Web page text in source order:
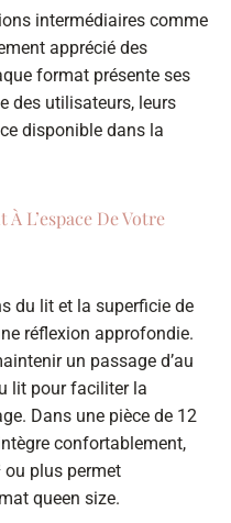
intermédiaires comme
apprécié des
format présente ses
des utilisateurs, leurs
disponible dans la
L’espace De Votre
du lit et la superficie de
réflexion approfondie.
un passage d’au
lit pour faciliter la
Dans une pièce de 12
confortablement,
ou plus permet
queen size.